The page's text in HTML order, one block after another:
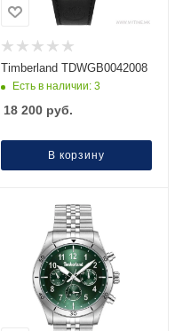
Timberland TDWGB0042008
Есть в наличии: 3
18 200руб.
В корзину